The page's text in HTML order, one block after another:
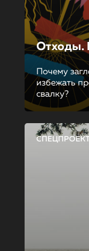
Отходы.
Почему
избежать
свалку?